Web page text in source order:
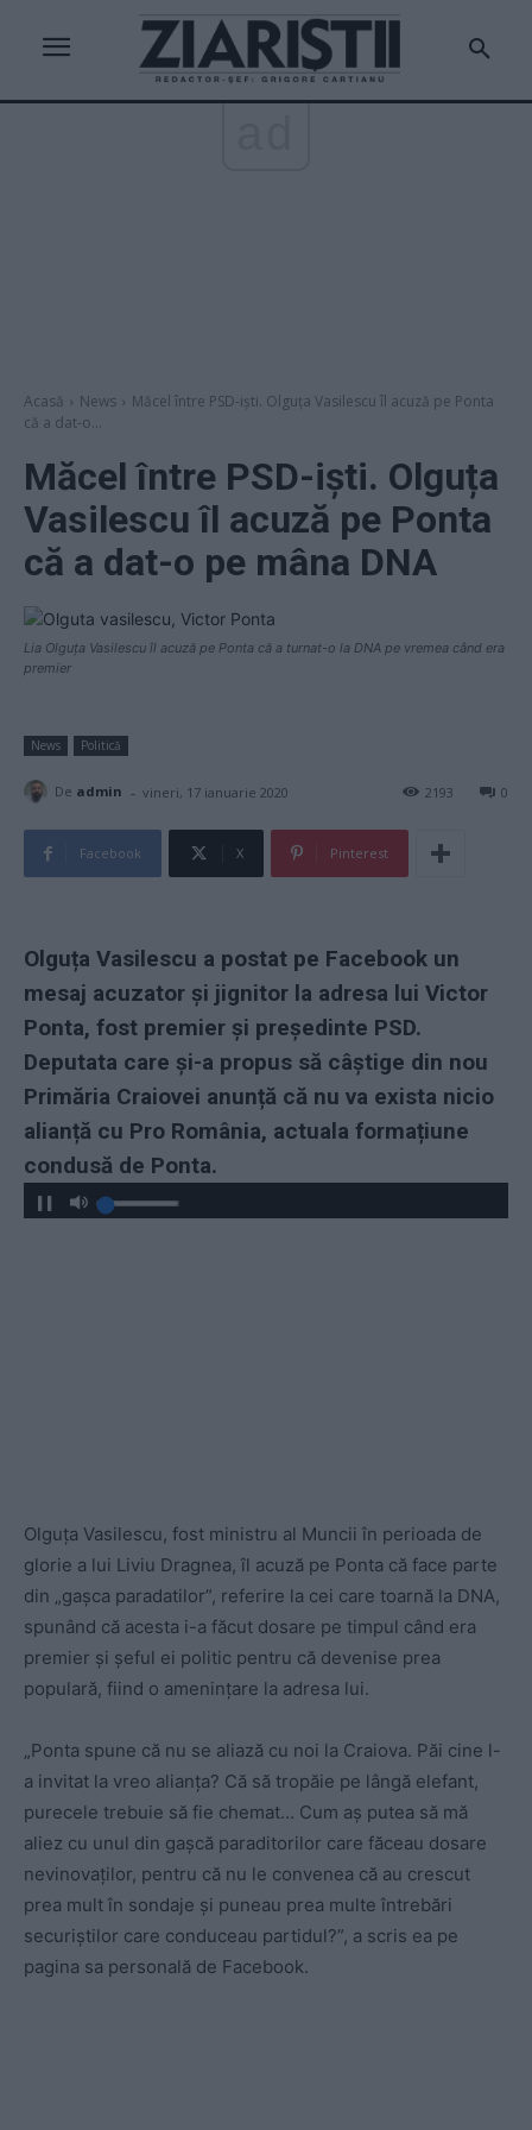
Acasă News
Măcel între PSD-iști. Olguța Vasilescu îl acuză pe Ponta
că a dat-o...
Măcel între PSD-iști. Olguța
Vasilescu îl acuză pe Ponta
că a dat-o pe mâna DNA
Lia Olguța Vasilescu îl acuză pe Ponta că a turnat-o la DNA pe vremea când era
premier
News Politică
De admin - vineri, 17 ianuarie 2020 0
2193
Facebook X Pinterest
Olguța Vasilescu a postat pe Facebook un
mesaj acuzator și jignitor la adresa lui Victor
Ponta, fost premier și președinte PSD.
Deputata care și-a propus să câștige din nou
Primăria Craiovei anunță că nu va exista nicio
alianță cu Pro România, actuala formațiune
condusă de Ponta.
Olguța Vasilescu, fost ministru al Muncii în perioada de
glorie a lui Liviu Dragnea, îl acuză pe Ponta că face parte
din „gașca paradatilor”, referire la cei care toarnă la DNA,
spunând că acesta i-a făcut dosare pe timpul când era
premier și șeful ei politic pentru că devenise prea
populară, fiind o amenințare la adresa lui.
„Ponta spune că nu se aliază cu noi la Craiova. Păi cine l-
a invitat la vreo alianța? Că să tropăie pe lângă elefant,
purecele trebuie să fie chemat… Cum aș putea să mă
aliez cu unul din gașcă paraditorilor care făceau dosare
nevinovaților, pentru că nu le convenea că au crescut
prea mult în sondaje și puneau prea multe întrebări
securiștilor care conduceau partidul?”, a scris ea pe
pagina sa personală de Facebook.